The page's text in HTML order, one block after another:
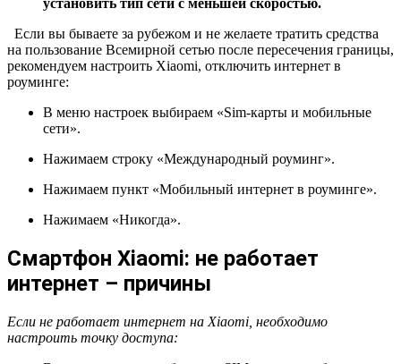
установить тип сети с меньшей скоростью.
Если вы бываете за рубежом и не желаете тратить средства
на пользование Всемирной сетью после пересечения границы,
рекомендуем настроить Xiaomi, отключить интернет в
роуминге:
В меню настроек выбираем «Sim-карты и мобильные
сети».
Нажимаем строку «Международный роуминг».
Нажимаем пункт «Мобильный интернет в роуминге».
Нажимаем «Никогда».
Смартфон Xiaomi: не работает
интернет – причины
Если не работает интернет на Xiaomi , необходимо
настроить точку доступа: